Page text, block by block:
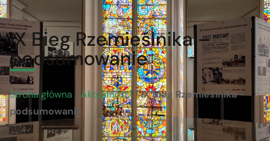
IX Bieg Rzemieślnika –
podsumowanie
Strona główna / Aktualności/IX Bieg Rzemieślnika –
podsumowanie